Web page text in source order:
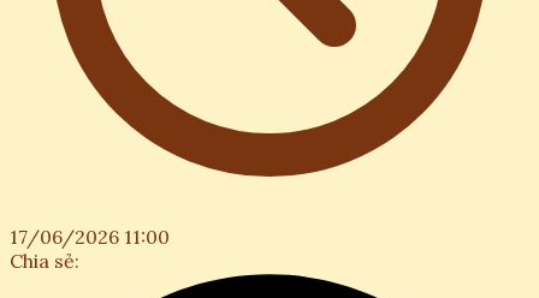
17/06/2026 11:00
Chia sẻ: